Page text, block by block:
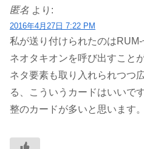
匿名 より:
2016年4月27日 7:22 PM
私が送り付けられたのは
ネオタキオンを呼び出すこと
ネタ要素も取り入れられつつ
る、こういうカードはいいで
整のカードが多いと思います。